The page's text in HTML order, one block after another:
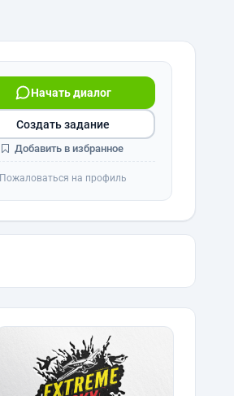
Начать диалог
Создать задание
Добавить в избранное
Пожаловаться на профиль